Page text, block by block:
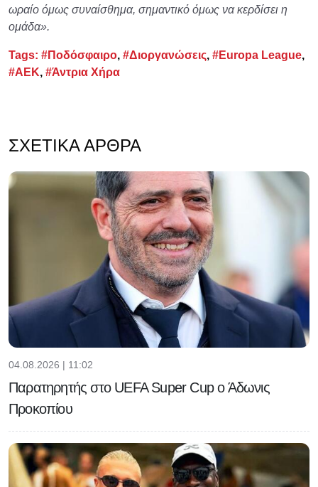
ωραίο όμως συναίσθημα, σημαντικό όμως να κερδίσει η
ομάδα».
Tags: #Ποδόσφαιρο, #Διοργανώσεις, #Europa League,
#ΑΕΚ, #Άντρια Χήρα
ΣΧΕΤΙΚΆ ΆΡΘΡΑ
04.08.2026 | 11:02
Παρατηρητής στο UEFA Super Cup ο Άδωνις
Προκοπίου